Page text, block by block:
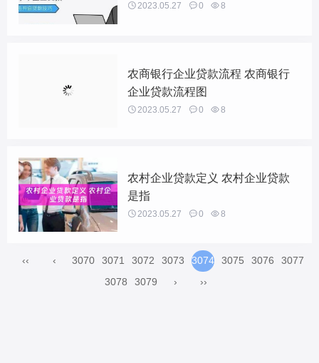
2023.05.27 0 8
农商银行企业贷款流程 农商银行
企业贷款流程图
2023.05.27 0 8
农村企业贷款定义 农村企业贷款
是指
2023.05.27 0 8
‹‹ ‹ 3070 3071 3072 3073 3074 3075 3076
3077
3078
3079 › ››